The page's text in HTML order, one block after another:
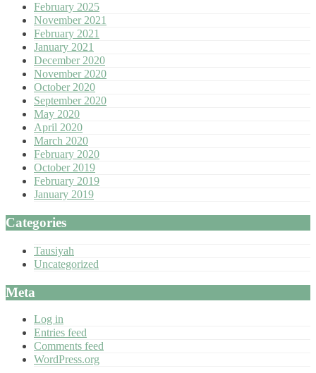
February 2025
November 2021
February 2021
January 2021
December 2020
November 2020
October 2020
September 2020
May 2020
April 2020
March 2020
February 2020
October 2019
February 2019
January 2019
Categories
Tausiyah
Uncategorized
Meta
Log in
Entries feed
Comments feed
WordPress.org